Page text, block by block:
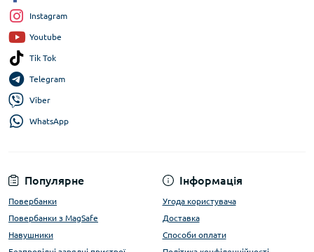
Популярне
Повербанки
Повербанки з MagSafe
Навушники
Інформація
Угода користувача
Доставка
Способи оплати
Instagram
Youtube
Tik Tok
Telegram
Viber
WhatsApp